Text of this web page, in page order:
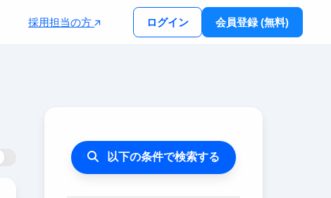
採用担当の方 ログイン 会員登録 (無料)
以下の条件で検索する